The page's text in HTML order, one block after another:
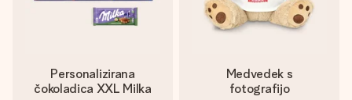
Personalizirana
čokoladica XXL Milka
Medvedek s
fotografijo